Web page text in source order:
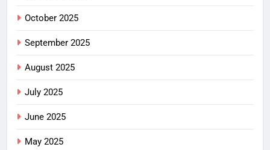
October 2025
September 2025
August 2025
July 2025
June 2025
May 2025